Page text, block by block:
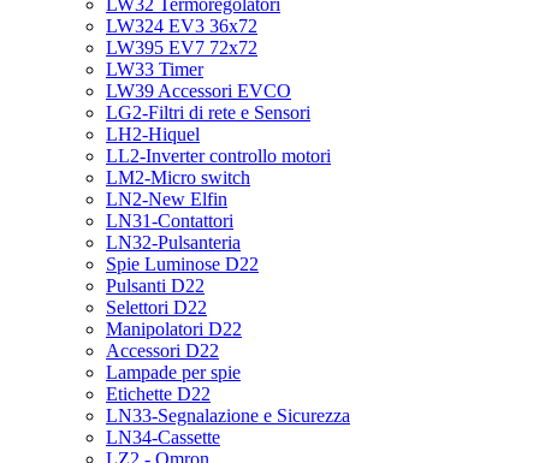
LW32 Termoregolatori
LW324 EV3 36x72
LW395 EV7 72x72
LW33 Timer
LW39 Accessori EVCO
LG2-Filtri di rete e Sensori
LH2-Hiquel
LL2-Inverter controllo motori
LM2-Micro switch
LN2-New Elfin
LN31-Contattori
LN32-Pulsanteria
Spie Luminose D22
Pulsanti D22
Selettori D22
Manipolatori D22
Accessori D22
Lampade per spie
Etichette D22
LN33-Segnalazione e Sicurezza
LN34-Cassette
LZ2 - Omron